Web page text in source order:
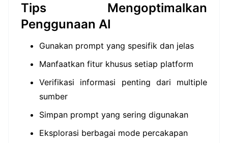
Tips Mengoptimalkan
Penggunaan AI
Gunakan prompt yang spesifik dan jelas
Manfaatkan fitur khusus setiap platform
Verifikasi informasi penting dari multiple
sumber
Simpan prompt yang sering digunakan
Eksplorasi berbagai mode percakapan